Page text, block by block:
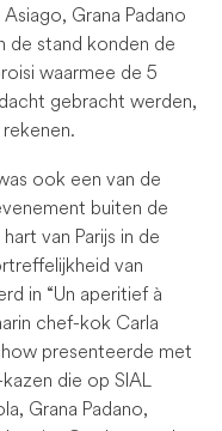
Grana Padano
de stand konden de
waarmee de 5
gebracht werden,
ook een van de
buiten de
van Parijs in de
van
in “Un aperitief à
chef-kok Carla
presenteerde met
die op SIAL
Grana Padano,